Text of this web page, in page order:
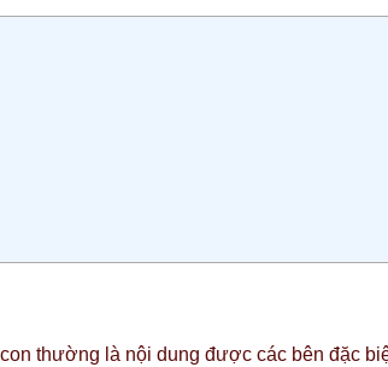
thường là nội dung được các bên đặc